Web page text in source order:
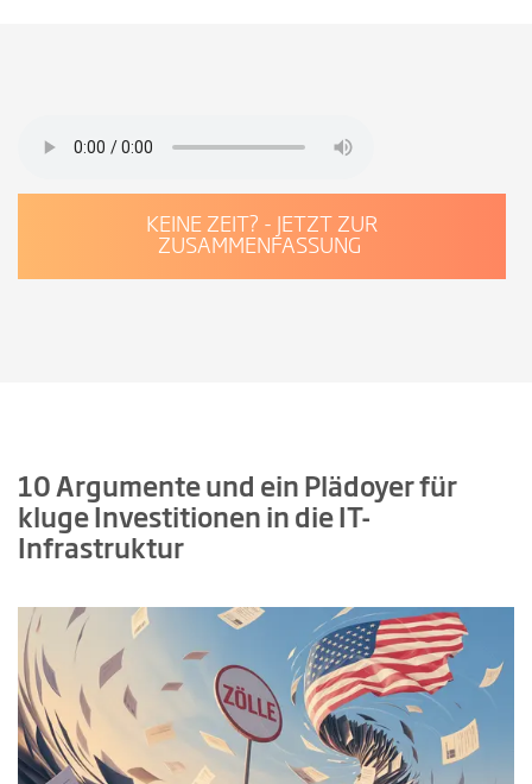
KEINE ZEIT? - JETZT ZUR
ZUSAMMENFASSUNG
10 Argumente und ein Plädoyer für
kluge Investitionen in die IT-
Infrastruktur